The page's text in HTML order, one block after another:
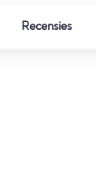
Recensies